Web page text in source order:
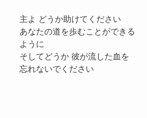
主よ どうか助けてください
あなたの道を歩むことができる
ように
そしてどうか 彼が流した血を
忘れないでください